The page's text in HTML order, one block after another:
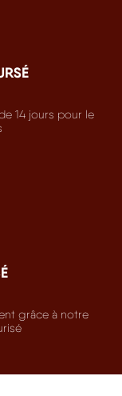
14 jours pour le
grâce à notre